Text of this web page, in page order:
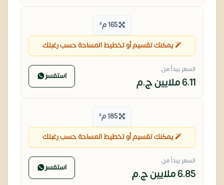
165 م²
يمكنك تقسيم أو تخطيط المساحة حسب رغبتك
السعر يبدأ من
6.11 ملايين ج.م استفسر
185 م²
يمكنك تقسيم أو تخطيط المساحة حسب رغبتك
السعر يبدأ من
6.85 ملايين ج.م استفسر